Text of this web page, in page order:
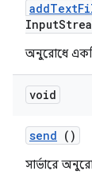
addText
Input
অনুরোধে
void
send ()
সার্ভারে